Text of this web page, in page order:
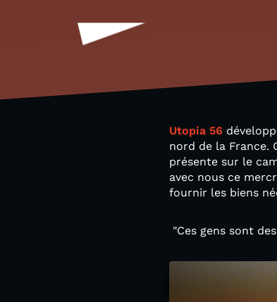
Utopia 56
nord de la France.
présente sur le
avec nous ce
fournir les biens
"Ces gens sont